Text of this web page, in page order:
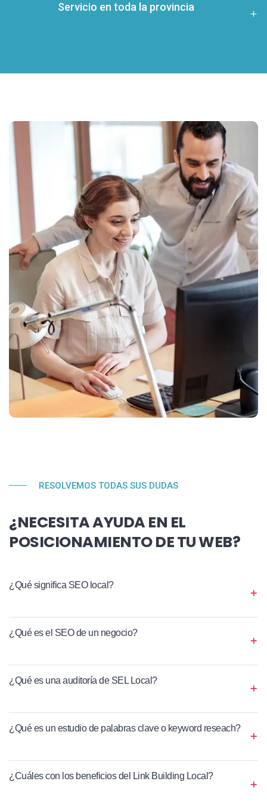
Servicio en toda la provincia
RESOLVEMOS TODAS SUS DUDAS
¿NECESITA AYUDA EN EL
POSICIONAMIENTO DE TU WEB?
¿Qué significa SEO local?
¿Qué es el SEO de un negocio?
¿Qué es una auditoría de SEL Local?
¿Qué es un estudio de palabras clave o keyword reseach?
¿Cuáles con los beneficios del Link Building Local?